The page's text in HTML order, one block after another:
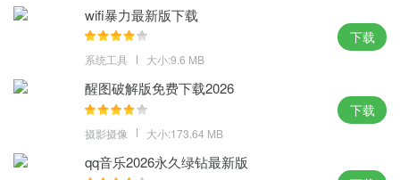
wifi暴力最新版下载
系统工具 大小:9.6 MB
下载
醒图破解版免费下载2026
摄影摄像 大小:173.64 MB
下载
qq音乐2026永久绿钻最新版